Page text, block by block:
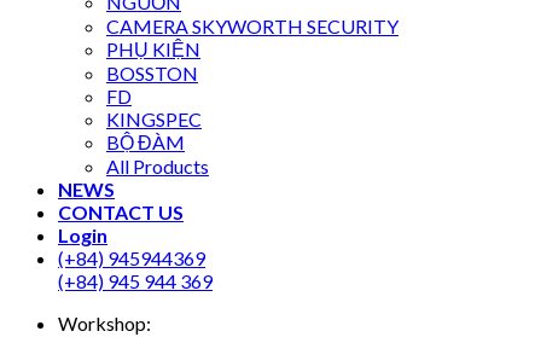
CAMERA SKYWORTH SECURITY
PHỤ KIỆN
BOSSTON
FD
KINGSPEC
BỘ ĐÀM
All Products
NEWS
CONTACT US
Login
(+84) 945944369
(+84) 945 944 369
Workshop: